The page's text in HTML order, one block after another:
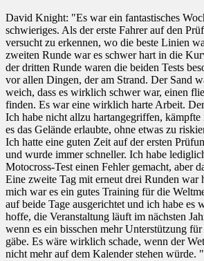
David Knight: "Es war ein fantastisches
schwieriges. Als der erste Fahrer auf den
versucht zu erkennen, wo die beste Linien
zweiten Runde war es schwer hart in die
der dritten Runde waren die beiden Tests
vor allen Dingen, der am Strand. Der Sand
weich, dass es wirklich schwer war, einen
finden. Es war eine wirklich harte Arbeit.
Ich habe nicht allzu hartangegriffen,
es das Gelände erlaubte, ohne etwas zu
Ich hatte eine guten Zeit auf der ersten
und wurde immer schneller. Ich habe
Motocross-Test einen Fehler gemacht, aber
Eine zweite Tag mit erneut drei Runden war
mich war es ein gutes Training für die
auf beide Tage ausgerichtet und ich habe es
hoffe, die Veranstaltung läuft im nächsten
wenn es ein bisschen mehr Unterstützung
gäbe. Es wäre wirklich schade, wenn der
nicht mehr auf dem Kalender stehen würde. "